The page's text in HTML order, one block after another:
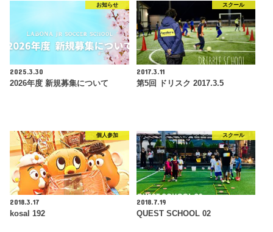
お知らせ
2025.3.30
2026年度 新規募集について
スクール
2017.3.11
第5回 ドリスク 2017.3.5
個人参加
2018.3.17
kosal 192
スクール
2018.7.19
QUEST SCHOOL 02